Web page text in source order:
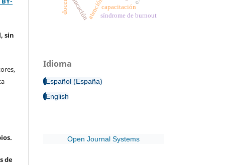
sin
de
capacitación
síndrome de burnout
educación
Idioma
Español (España)
English
Open Journal Systems